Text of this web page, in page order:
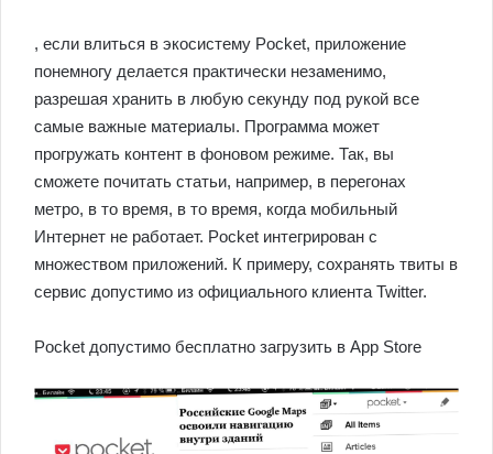
, если влиться в экосистему Pocket, приложение
понемногу делается практически незаменимо,
разрешая хранить в любую секунду под рукой все
самые важные материалы. Программа может
прогружать контент в фоновом режиме. Так, вы
сможете почитать статьи, например, в перегонах
метро, в то время, в то время, когда мобильный
Интернет не работает. Pocket интегрирован с
множеством приложений. К примеру, сохранять твиты в
сервис допустимо из официального клиента Twitter.
Pocket допустимо бесплатно загрузить в App Store